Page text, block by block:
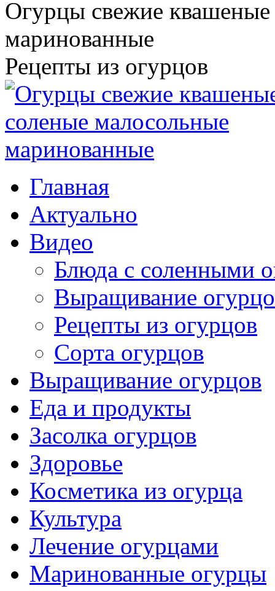
Огурцы свежие
маринованные
Рецепты из огурцов
Главная
Актуально
Видео
Блюда с соленными
Выращивание
Рецепты из огурцов
Сорта огурцов
Выращивание огурцов
Еда и продукты
Засолка огурцов
Здоровье
Косметика из огурца
Культура
Лечение огурцами
Маринованные огурцы